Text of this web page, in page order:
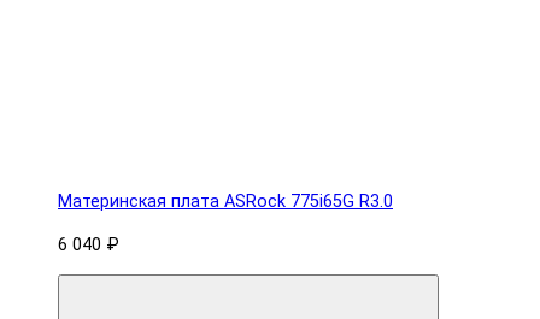
Материнская плата ASRock 775i65G R3.0
6 040 ₽